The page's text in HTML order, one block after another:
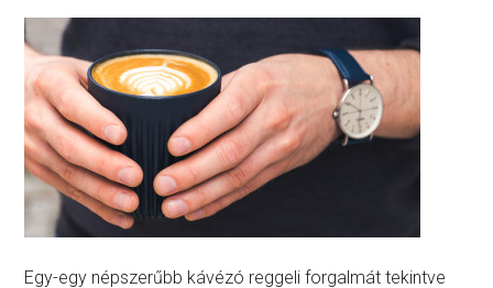
Egy-egy népszerűbb kávézó reggeli forgalmát tekintve